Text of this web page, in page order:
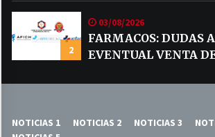
2
03/08/2026
FARMACOS: DUDAS
EVENTUAL VENTA
LIBRE
NOTICIAS 1 NOTICIAS 2 NOTICIAS 3